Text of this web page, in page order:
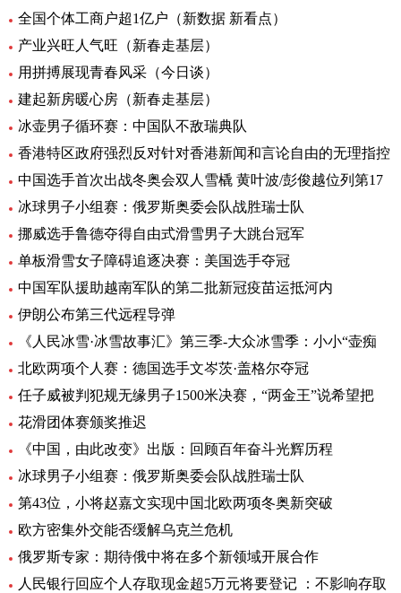
全国个体工商户超1亿户（新数据 新看点）
产业兴旺人气旺（新春走基层）
用拼搏展现青春风采（今日谈）
建起新房暖心房（新春走基层）
冰壶男子循环赛：中国队不敌瑞典队
香港特区政府强烈反对针对香港新闻和言论自由的无理指控
中国选手首次出战冬奥会双人雪橇 黄叶波/彭俊越位列第17
冰球男子小组赛：俄罗斯奥委会队战胜瑞士队
挪威选手鲁德夺得自由式滑雪男子大跳台冠军
单板滑雪女子障碍追逐决赛：美国选手夺冠
中国军队援助越南军队的第二批新冠疫苗运抵河内
伊朗公布第三代远程导弹
《人民冰雪·冰雪故事汇》第三季-大众冰雪季：小小“壶痴
北欧两项个人赛：德国选手文岑茨·盖格尔夺冠
任子威被判犯规无缘男子1500米决赛，“两金王”说希望把
花滑团体赛颁奖推迟
《中国，由此改变》出版：回顾百年奋斗光辉历程
冰球男子小组赛：俄罗斯奥委会队战胜瑞士队
第43位，小将赵嘉文实现中国北欧两项冬奥新突破
欧方密集外交能否缓解乌克兰危机
俄罗斯专家：期待俄中将在多个新领域开展合作
人民银行回应个人存取现金超5万元将要登记 ：不影响存取